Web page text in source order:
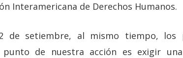
Interamericana de Derechos Humanos.
de setiembre, al mismo tiempo, los
de nuestra acción es exigir